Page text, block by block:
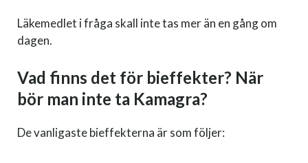
Läkemedlet i fråga skall inte tas mer än en gång om
dagen.
Vad finns det för bieffekter? När
bör man inte ta Kamagra?
De vanligaste bieffekterna är som följer: